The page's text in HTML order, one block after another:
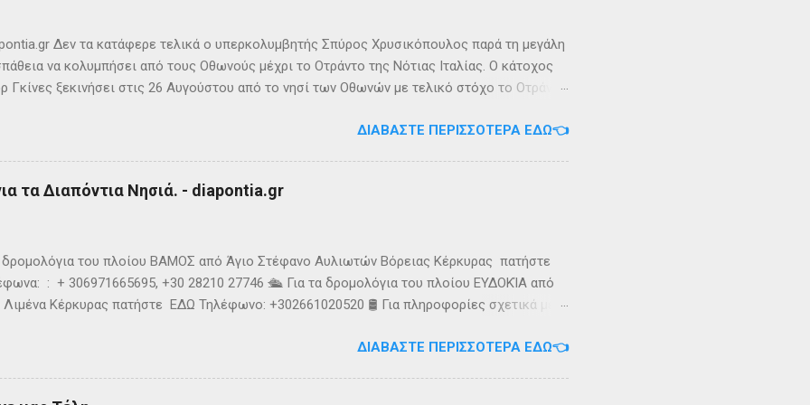
την αναφέρει πρώτο...
Δεν τα κατάφερε τελικά ο υπερκολυμβητής Σπύρος Χρυσικόπουλος παρά τη μεγάλη
να κολυμπήσει από τους Οθωνούς μέχρι το Οτράντο της Νότιας Ιταλίας. Ο κάτοχος
Γκίνες ξεκινήσει στις 26 Αυγούστου από το νησί των Οθωνών με τελικό στόχο το Οτράντο
Τη νύχτα ένα κοπάδι μεδουσών τον έβαλε στόχο, η θάλασσα αγρίεψε και οι συνθήκες
τη προσπάθεια. 👉 Ακολουθήστε μας στο Instagram 👉 Ακολουθήστε μας στο
ΔΙΑΒΆΣΤΕ ΠΕΡΙΣΣΌΤΕΡΑ ΕΔΏ👈
τα Διαπόντια Νησιά. - diapontia.gr
του πλοίου ΒΑΜΟΣ από Άγιο Στέφανο Αυλιωτών Βόρειας Κέρκυρας πατήστε
: + 306971665695, +30 28210 27746 🛳️ Για τα δρομολόγια του πλοίου ΕΥΔΟΚΊΑ από
Λιμένα Κέρκυρας πατήστε ΕΔΩ Τηλέφωνο: +302661020520 🛢️ Για πληροφορίες σχετικά με
👉Ακολουθήστε μας στο Facebook και στο Instagram 📬Εγγραφείτε στο
ΔΙΑΒΆΣΤΕ ΠΕΡΙΣΣΌΤΕΡΑ ΕΔΏ👈